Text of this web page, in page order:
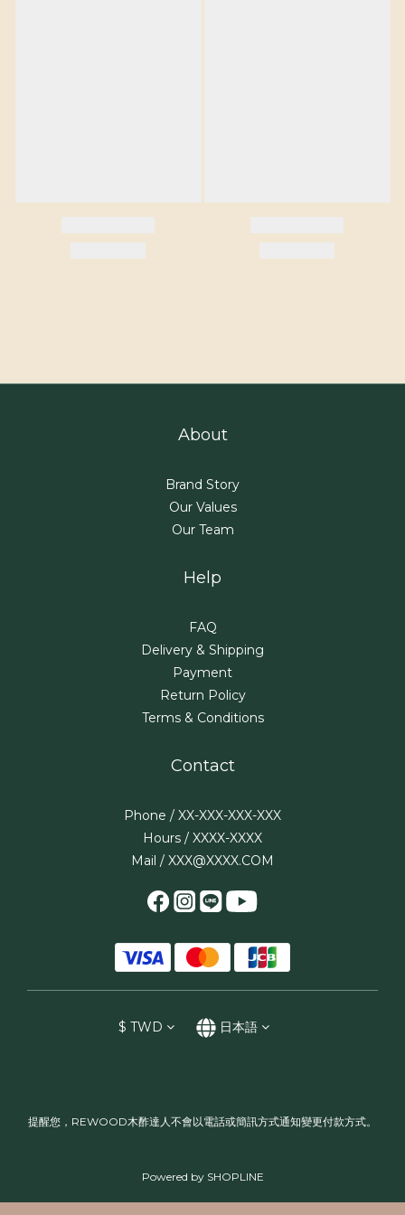
About
Brand Story
Our Values
Our Team
Help
FAQ
Delivery & Shipping
Payment
Return Policy
Terms & Conditions
Contact
Phone / XX-XXX-XXX-XXX
Hours / XXXX-XXXX
Mail / XXX@XXXX.COM
$ TWD 日本語
提醒您，REWOOD木酢達人不會以電話或簡訊方式通知變更付款方式。
Powered by SHOPLINE